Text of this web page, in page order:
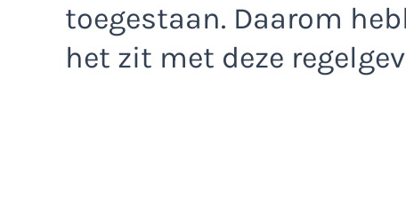
toegestaan. Daarom
het zit met deze